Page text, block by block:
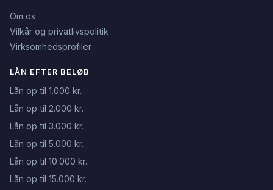
Om os
Vilkår og privatlivspolitik
Virksomhedsprofiler
LÅN EFTER BELØB
Lån op til 1.000 kr.
Lån op til 2.000 kr.
Lån op til 3.000 kr.
Lån op til 5.000 kr.
Lån op til 10.000 kr.
Lån op til 15.000 kr.